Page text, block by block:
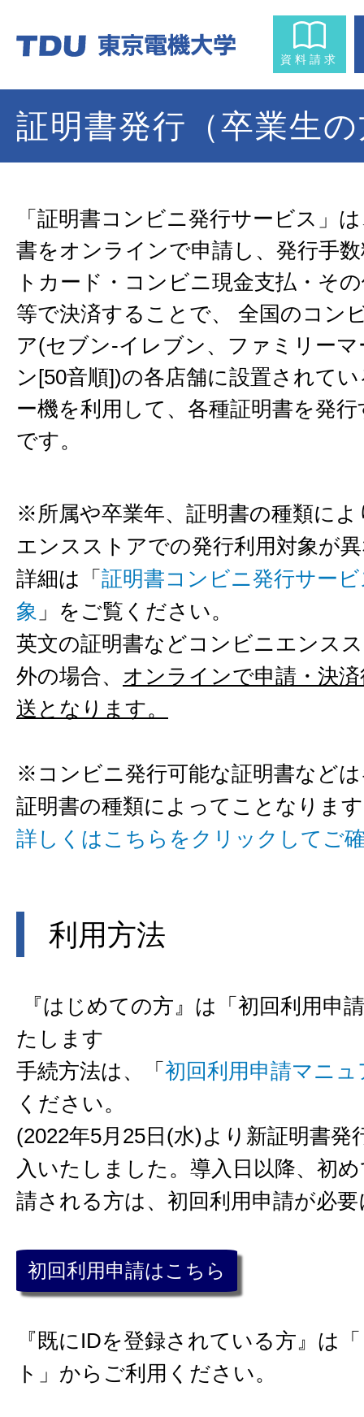
資料請求
証明書発行（卒業生
「証明書コンビニ発行サービス」
書をオンラインで申請し、発行手
トカード・コンビニ現金支払・そ
等で決済することで、 全国のコン
ア(セブン-イレブン、ファミリー
ン[50音順])の各店舗に設置されて
ー機を利用して、各種証明書を発
です。
※所属や卒業年、証明書の種類に
エンスストアでの発行利用対象が
詳細は「 証明書コンビニ発行サー
象 」をご覧ください。
英文の証明書などコンビニエンス
外の場合、 オンラインで申請・決
送となります。
※コンビニ発行可能な証明書など
証明書の種類によってことなりま
詳しくはこちらをクリックしてご
利用方法
『はじめての方』は「初回利用申
たします
手続方法は、「 初回利用申請マニュ
ください。
(2022年5月25日(水)より新証明書発
入いたしました。導入日以降、初
請される方は、初回利用申請が必
初回利用申請はこちら
『既にIDを登録されている方』は
ト」からご利用ください。